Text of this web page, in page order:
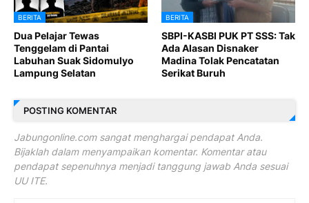
BERITA
Dua Pelajar Tewas
Tenggelam di Pantai
Labuhan Suak Sidomulyo
Lampung Selatan
BERITA
SBPI-KASBI PUK PT SSS: Tak
Ada Alasan Disnaker
Madina Tolak Pencatatan
Serikat Buruh
POSTING KOMENTAR
Jabungonline.com sangat menghargai pendapat Anda.
Bijaklah dalam menyampaikan komentar. Komentar atau
pendapat sepenuhnya menjadi tanggung jawab Anda sesuai
UU ITE.